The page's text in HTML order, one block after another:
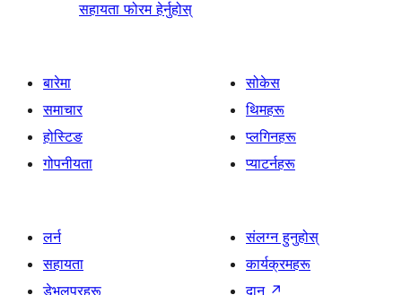
सहायता फोरम हेर्नुहोस्
बारेमा
समाचार
होस्टिङ
गोपनीयता
सोकेस
थिमहरू
प्लगिनहरू
प्याटर्नहरू
लर्न
सहायता
डेभलपरहरू
संलग्न हुनुहोस्
कार्यक्रमहरू
दान ↗